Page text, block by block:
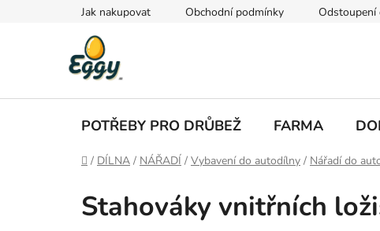
Jak nakupovat Obchodní podmínky
POTŘEBY PRO DRŮBEŽ FARMA
Domů
/ DÍLNA / NÁŘADÍ / Vybavení do autodílny / Nářadí do
Stahováky vnitřních